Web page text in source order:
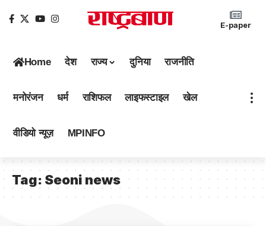
E-paper
Home देश राज्य दुनिया राजनीति
मनोरंजन धर्म राशिफल लाइफस्टाइल खेल
वीडियो न्यूज़ MPINFO
Tag: Seoni news